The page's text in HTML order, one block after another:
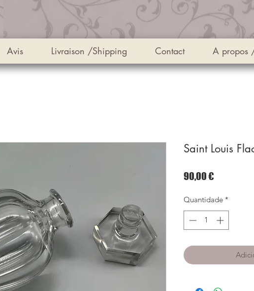
Avis Livraison /Shipping Contact A propos
Saint Louis
90,00 €
Quantidade *